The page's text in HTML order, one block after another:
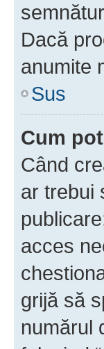
Dacă
anumite
Sus
Cum
Când
ar trebui
acces
grijă să
numărul